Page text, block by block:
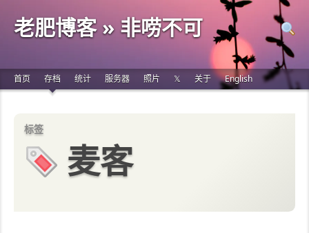
老肥博客 » 非唠不可
首页 存档 统计 服务器 照片 𝕏 关于 English
标签
麦客